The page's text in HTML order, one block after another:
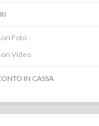
Foto
Video
IN CASSA